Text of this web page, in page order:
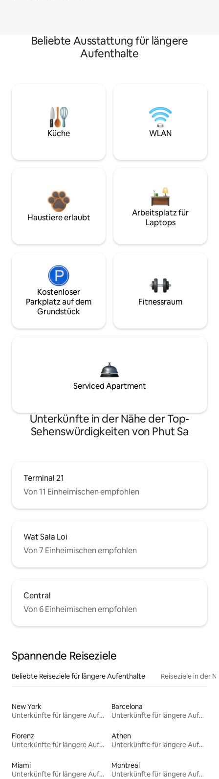
Beliebte Ausstattung für längere
Aufenthalte
Küche WLAN
Haustiere erlaubt
Arbeitsplatz für
Laptops
Kostenloser
Parkplatz auf dem
Grundstück
Fitnessraum
Serviced Apartment
Unterkünfte in der Nähe der Top-
Sehenswürdigkeiten von Phut Sa
Terminal 21
Von 11 Einheimischen empfohlen
Wat Sala Loi
Von 7 Einheimischen empfohlen
Central
Von 6 Einheimischen empfohlen
Spannende Reiseziele
Beliebte Reiseziele für längere Aufenthalte Reiseziele in der
New York
Unterkünfte für längere Aufenthalte
Barcelona
Unterkünfte für längere Aufenthalte
Florenz
Unterkünfte für längere Aufenthalte
Athen
Unterkünfte für längere Aufenthalte
Miami
Unterkünfte für längere Aufenthalte
Montreal
Unterkünfte für längere Aufenthalte